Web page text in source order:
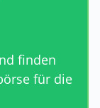
finden
für die